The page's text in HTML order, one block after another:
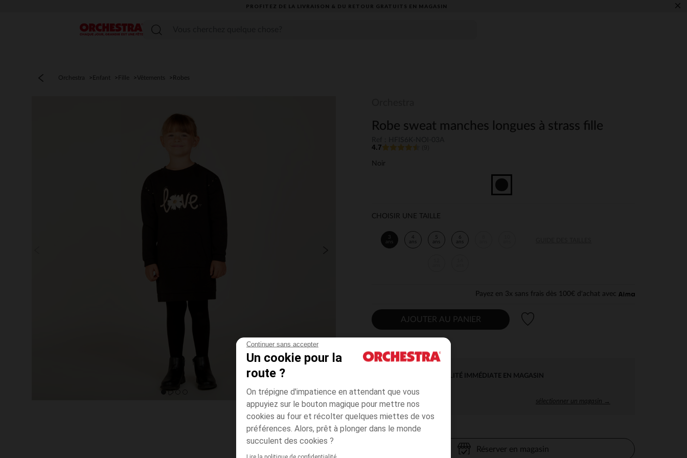
Continuer sans accepter
Un cookie pour la
route ?
On trépigne d'impatience en attendant que vous
appuyiez sur le bouton magique pour mettre nos
cookies au four et récolter quelques miettes de vos
préférences. Alors, prêt à plonger dans le monde
succulent des cookies ?
PROFITEZ DE LA LIVRAISON & DU RETOUR GRATUITS EN MAGASIN​ ×
Menu
Orchestra Enfant Fille Vêtements Robes
Robe sweat manches longues à strass fille
4.7
Noir
CHOISIR UNE TAILLE
3
ans
4
ans
5
ans
6
ans
Payez en 3x sans frais dès 100€ d'achat avec
AJOUTER AU PANIER
DISPONIBILITÉ IMMÉDIATE EN MAGASIN
sélectionner un magasin →
Réserver en magasin